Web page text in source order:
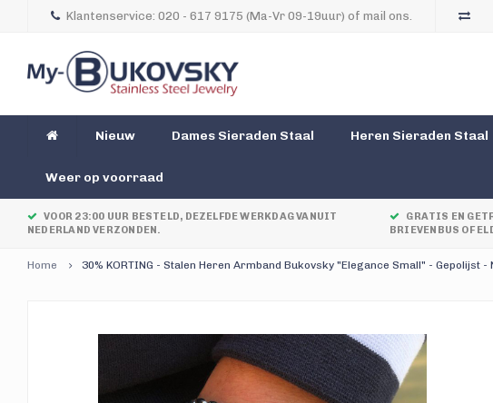
Klantenservice: 020 - 617 9175 (Ma-Vr 09-19uur) of mail ons.
Nieuw Dames Sieraden Staal Heren Sieraden Staal
Weer op voorraad
VOOR 23:00 UUR BESTELD, DEZELFDE WERKDAG VANUIT
NEDERLAND VERZONDEN.
GRATIS EN
BRIEVENBUS OF
Home 30% KORTING - Stalen Heren Armband Bukovsky "Elegance Small" - Gepolijst -